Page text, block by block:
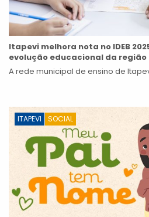
Itapevi melhora nota no IDEB
evolução educacional da região
A rede municipal de ensino de
ITAPEVI SOCIAL